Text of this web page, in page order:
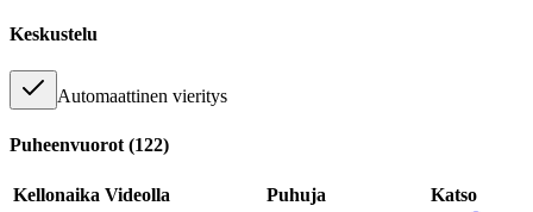
Keskustelu
Automaattinen vieritys
Puheenvuorot (122)
Kellonaika Videolla Puhuja
Katso